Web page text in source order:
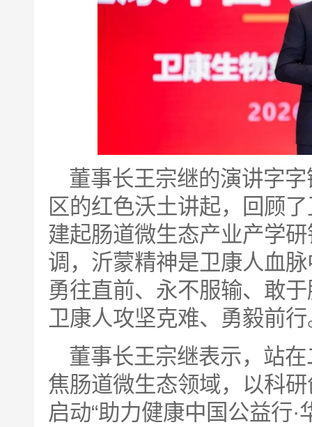
董事长王宗继的演讲字
区的红色沃土讲起，回顾
建起肠道微生态产业产学
调，沂蒙精神是卫康人血
勇往直前、永不服输、敢
卫康人攻坚克难、勇毅前行
董事长王宗继表示，站
焦肠道微生态领域，以科
启动“助力健康中国公益行